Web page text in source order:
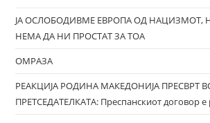
ЈА ОСЛОБОДИВМЕ ЕВРОПА ОД НАЦИЗМОТ,
НЕМА ДА НИ ПРОСТАТ ЗА ТОА
ОМРАЗА
РЕАКЦИЈА РОДИНА МАКЕДОНИЈА ПРЕСВРТ
ПРЕТСЕДАТЕЛКАТА: Преспанскиот договор е